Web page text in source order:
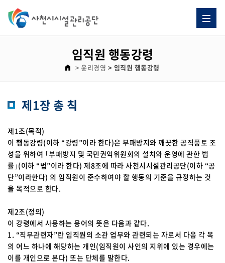
임직원 행동강령
> 윤리경영 > 임직원 행동강령
제1장 총 칙
제1조(목적)
이 행동강령(이하 “강령”이라 한다)은 부패방지와 깨끗한 공직풍토 조
성을 위하여 ｢부패방지 및 국민권익위원회의 설치와 운영에 관한 법
률｣(이하 “법”이라 한다) 제8조에 따라 사천시시설관리공단(이하 “공
단”이라한다) 의 임직원이 준수하여야 할 행동의 기준을 규정하는 것
을 목적으로 한다.
제2조(정의)
이 강령에서 사용하는 용어의 뜻은 다음과 같다.
1. “직무관련자”란 임직원의 소관 업무와 관련되는 자로서 다음 각 목
의 어느 하나에 해당하는 개인(임직원이 사인의 지위에 있는 경우에는
이를 개인으로 본다) 또는 단체를 말한다.